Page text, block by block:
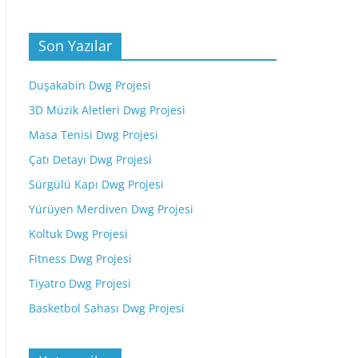
Son Yazılar
Duşakabin Dwg Projesi
3D Müzik Aletleri Dwg Projesi
Masa Tenisi Dwg Projesi
Çatı Detayı Dwg Projesi
Sürgülü Kapı Dwg Projesi
Yürüyen Merdiven Dwg Projesi
Koltuk Dwg Projesi
Fitness Dwg Projesi
Tiyatro Dwg Projesi
Basketbol Sahası Dwg Projesi